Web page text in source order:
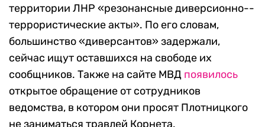
территории ЛНР «резонансные диверсионно-­
террористические акты». По его словам,
большинство «диверсантов» задержали,
сейчас ищут оставшихся на свободе их
сообщников. Также на сайте МВД появилось
открытое обращение от сотрудников
ведомства, в котором они просят Плотницкого
не заниматься травлей Корнета.